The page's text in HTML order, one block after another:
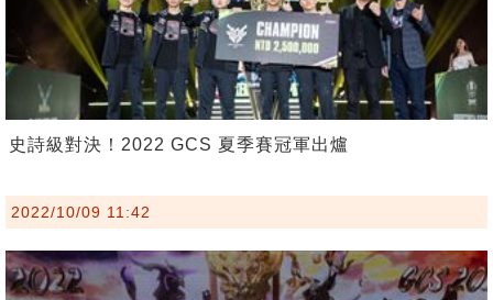
史詩級對決！2022 GCS 夏季賽冠軍出爐
2022/10/09 11:42